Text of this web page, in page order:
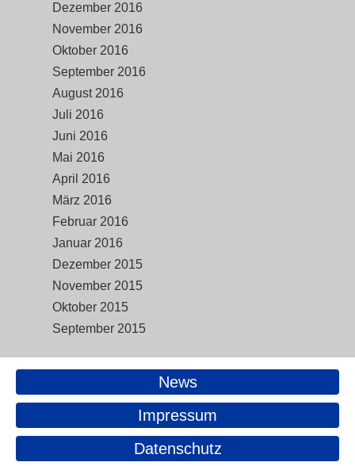
Dezember 2016
November 2016
Oktober 2016
September 2016
August 2016
Juli 2016
Juni 2016
Mai 2016
April 2016
März 2016
Februar 2016
Januar 2016
Dezember 2015
November 2015
Oktober 2015
September 2015
News
Impressum
Datenschutz